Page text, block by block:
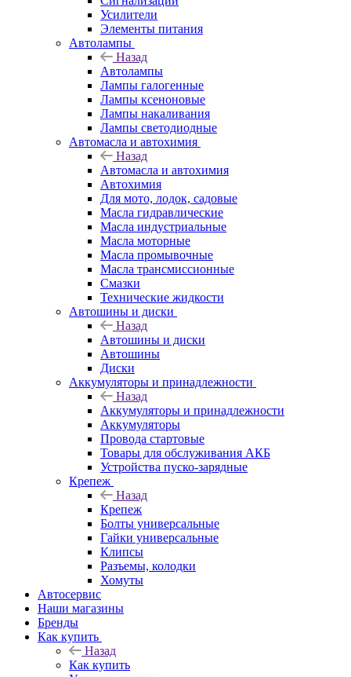
Усилители
Элементы питания
Автолампы
Назад
Автолампы
Лампы галогенные
Лампы ксеноновые
Лампы накаливания
Лампы светодиодные
Автомасла и автохимия
Назад
Автомасла и автохимия
Автохимия
Для мото, лодок, садовые
Масла гидравлические
Масла индустриальные
Масла моторные
Масла промывочные
Масла трансмиссионные
Смазки
Технические жидкости
Автошины и диски
Назад
Автошины и диски
Автошины
Диски
Аккумуляторы и принадлежности
Назад
Аккумуляторы и принадлежности
Аккумуляторы
Провода стартовые
Товары для обслуживания АКБ
Устройства пуско-зарядные
Крепеж
Назад
Крепеж
Болты универсальные
Гайки универсальные
Клипсы
Разъемы, колодки
Хомуты
Автосервис
Наши магазины
Бренды
Как купить
Назад
Как купить